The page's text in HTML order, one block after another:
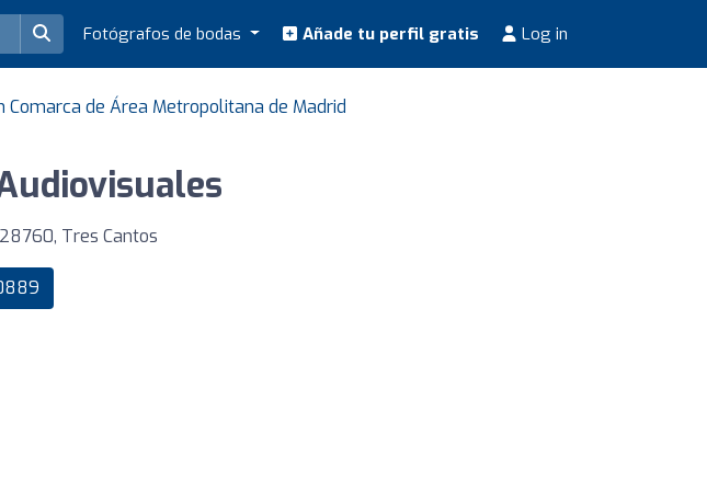
Fotógrafos de bodas Añade tu perfil gratis Log in
Comarca de Área Metropolitana de Madrid
Tres Cantos